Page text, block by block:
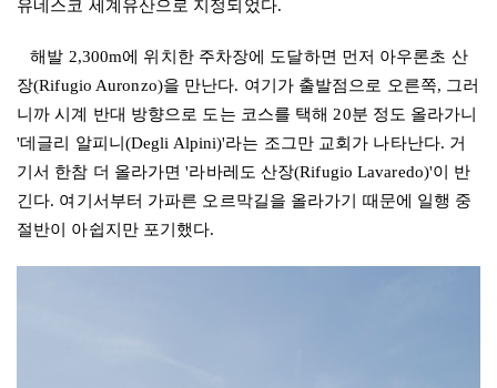
유네스코 세계유산으로 지정되었다.
해발 2,300m에 위치한 주차장에 도달하면 먼저 아우론초 산
장(Rifugio Auronzo)을 만난다. 여기가 출발점으로 오른쪽, 그러
니까 시계 반대 방향으로 도는 코스를 택해 20분 정도 올라가니
'데글리 알피니 (Degli Alpini)'라는 조그만 교회가 나타난다. 거
기서 한참 더 올라가면 '라바레도 산장(Rifugio Lavaredo)'이 반
긴다. 여기서부터 가파른 오르막길을 올라가기 때문에 일행 중
절반이 아쉽지만 포기했다.